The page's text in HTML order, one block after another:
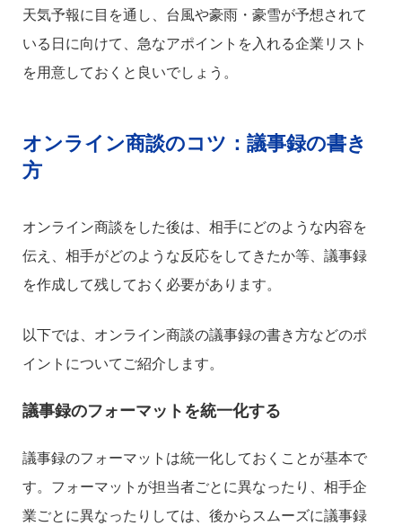
天気予報に目を通し、台風や豪雨・豪雪が予想されて
いる日に向けて、急なアポイントを入れる企業リスト
を用意しておくと良いでしょう。
オンライン商談のコツ：議事録の書き
方
オンライン商談をした後は、相手にどのような内容を
伝え、相手がどのような反応をしてきたか等、議事録
を作成して残しておく必要があります。
以下では、オンライン商談の議事録の書き方などのポ
イントについてご紹介します。
議事録のフォーマットを統一化する
議事録のフォーマットは統一化しておくことが基本で
す。フォーマットが担当者ごとに異なったり、相手企
業ごとに異なったりしては、後からスムーズに議事録